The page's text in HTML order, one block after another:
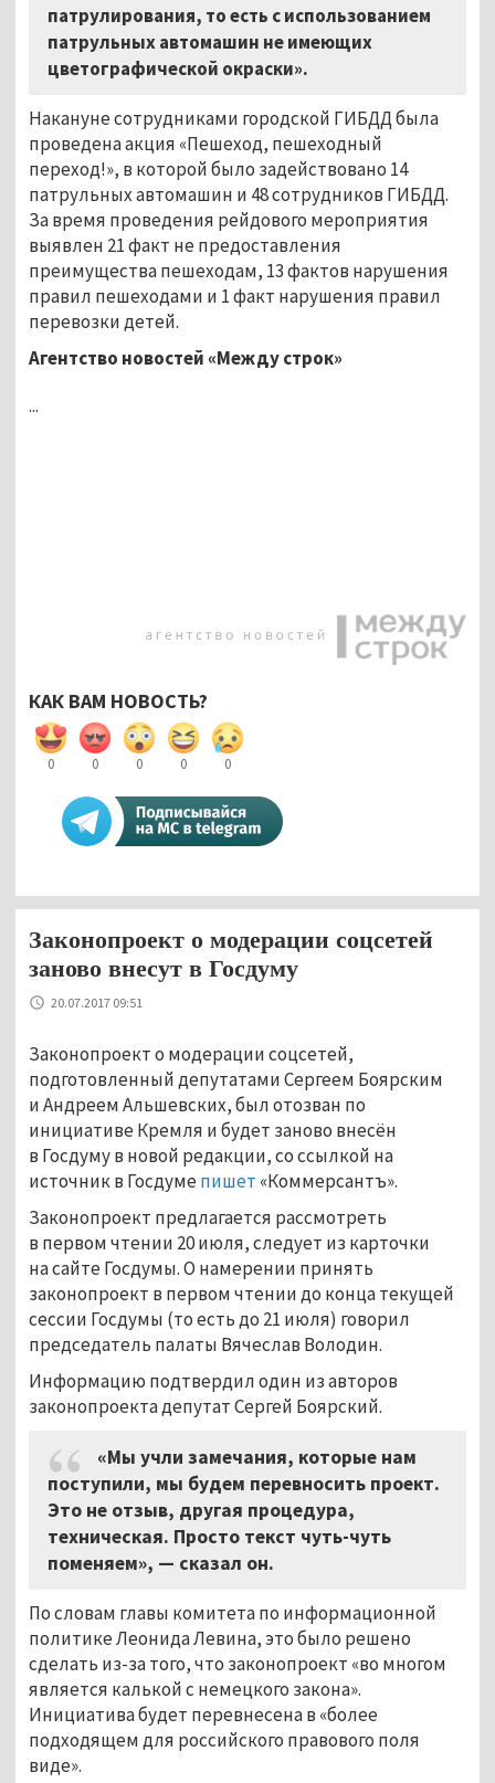
патрулирования, то есть с использованием
патрульных автомашин не имеющих
цветографической окраски».
Накануне сотрудниками городской ГИБДД была
проведена акция «Пешеход, пешеходный
переход!», в которой было задействовано 14
патрульных автомашин и 48 сотрудников ГИБДД.
За время проведения рейдового мероприятия
выявлен 21 факт не предоставления
преимущества пешеходам, 13 фактов нарушения
правил пешеходами и 1 факт нарушения правил
перевозки детей.
Агентство новостей «Между строк»
...
КАК ВАМ НОВОСТЬ?
0 0 0 0 0
Законопроект о модерации соцсетей
заново внесут в Госдуму
20.07.2017 09:51
Законопроект о модерации соцсетей,
подготовленный депутатами Сергеем Боярским
и Андреем Альшевских, был отозван по
инициативе Кремля и будет заново внесён
в Госдуму в новой редакции, со ссылкой на
источник в Госдуме пишет «Коммерсантъ».
Законопроект предлагается рассмотреть
в первом чтении 20 июля, следует из карточки
на сайте Госдумы. О намерении принять
законопроект в первом чтении до конца текущей
сессии Госдумы (то есть до 21 июля) говорил
председатель палаты Вячеслав Володин.
Информацию подтвердил один из авторов
законопроекта депутат Сергей Боярский.
«Мы учли замечания, которые нам
поступили, мы будем перевносить проект.
Это не отзыв, другая процедура,
техническая. Просто текст чуть-чуть
поменяем», — сказал он.
По словам главы комитета по информационной
политике Леонида Левина, это было решено
сделать из-за того, что законопроект «во многом
является калькой с немецкого закона».
Инициатива будет перевнесена в «более
подходящем для российского правового поля
виде».